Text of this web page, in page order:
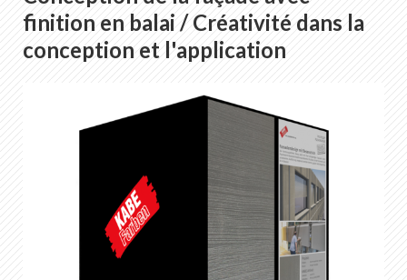
finition en balai / Créativité dans la
conception et l'application